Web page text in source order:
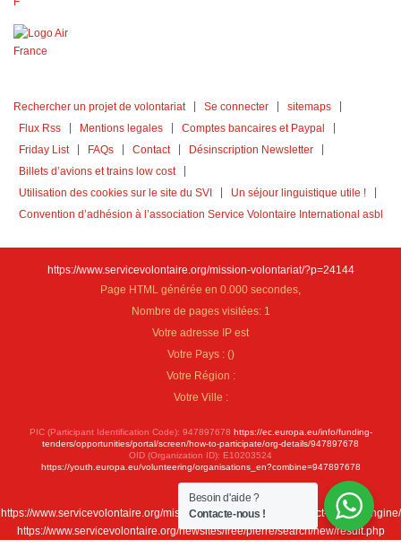
Rechercher un projet de volontariat Se connecter
sitemaps
Flux Rss
Mentions legales
Comptes bancaires et Paypal
Friday List
FAQs Contact
Désinscription Newsletter
Billets d’avions et trains low cost
Utilisation des cookies sur le site du SVI
Un séjour linguistique utile !
Convention d’adhésion à l’association Service Volontaire International asbl
https://www.servicevolontaire.org/mission-volontariat/?p=24144
Page HTML générée en 0.000 secondes,
Nombre de pages visitées: 1
Votre adresse IP est
Votre Pays : ()
Votre Région :
Votre Ville :
PIC (Participant Identification Code): 947897678 https://ec.europa.eu/info/funding-
tenders/opportunities/portal/screen/how-to-participate/org-details/947897678
OID (Organization ID): E10203524
https://youth.europa.eu/volunteering/organisations_en?combine=947897678
https://www.servicevolontaire.org/mission-volontariat/fr/new-project-search-engine/
https://www.servicevolontaire.org/newsites/free/pierre/search/new/result.php
Besoin d'aide ?
Contacte-nous !